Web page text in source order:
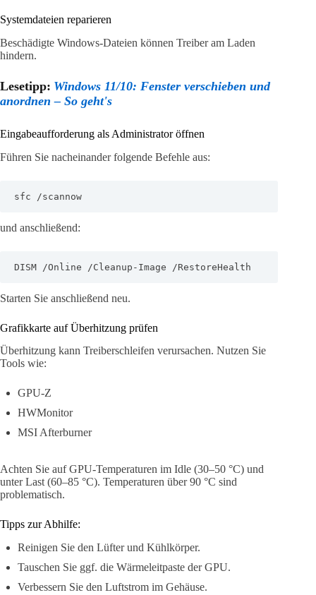
Systemdateien reparieren
Beschädigte Windows-Dateien können Treiber am Laden
hindern.
Lesetipp: Windows 11/10: Fenster verschieben und
anordnen – So geht's
Eingabeaufforderung als Administrator öffnen
Führen Sie nacheinander folgende Befehle aus:
sfc /scannow
und anschließend:
DISM /Online /Cleanup-Image /RestoreHealth
Starten Sie anschließend neu.
Grafikkarte auf Überhitzung prüfen
Überhitzung kann Treiberschleifen verursachen. Nutzen Sie
Tools wie:
GPU-Z
HWMonitor
MSI Afterburner
Achten Sie auf GPU-Temperaturen im Idle (30–50 °C) und
unter Last (60–85 °C). Temperaturen über 90 °C sind
problematisch.
Tipps zur Abhilfe:
Reinigen Sie den Lüfter und Kühlkörper.
Tauschen Sie ggf. die Wärmeleitpaste der GPU.
Verbessern Sie den Luftstrom im Gehäuse.